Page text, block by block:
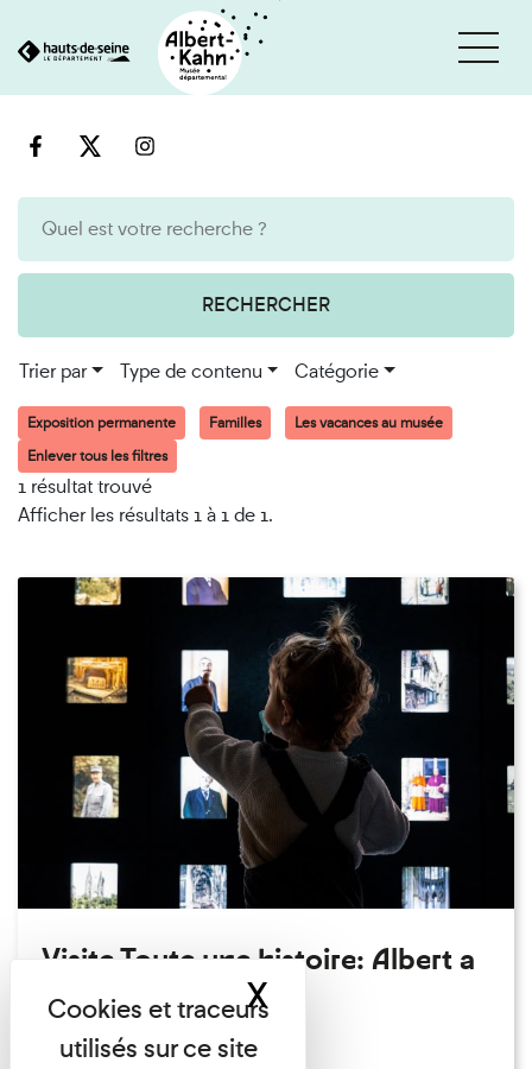
au
RECHERCHER
Trier par Type de contenu Catégorie
Exposition permanente Familles
Les vacances au musée
Enlever tous les filtres
1 résultat trouvé
Afficher les résultats 1 à 1 de 1.
Visite Toute une histoire: Albert a
perdu son chapeau!
Exposition permanente
Cookies et traceurs utilisés sur ce site
XMasquer le